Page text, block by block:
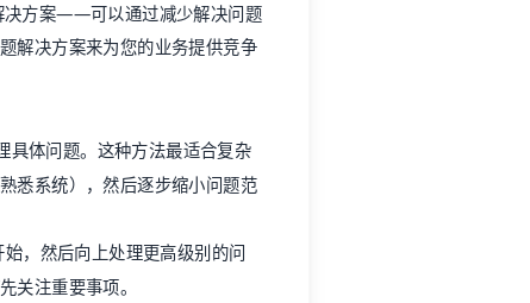
决方案——可以通过减少解决问题
解决方案来为您的业务提供竞争
具体问题。这种方法最适合复杂
悉系统），然后逐步缩小问题范
始，然后向上处理更高级别的问
关注重要事项。